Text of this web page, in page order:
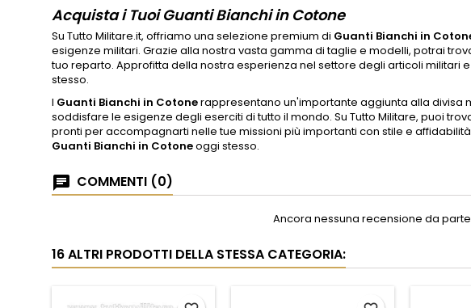
Acquista i Tuoi Guanti Bianchi in Cotone
Su Tutto Militare.it, offriamo una selezione premium di Guanti Bianchi in
esigenze militari. Grazie alla nostra vasta gamma di taglie e modelli, potrai
tuo reparto. Approfitta della nostra esperienza nel settore degli articoli militari
stesso.
I Guanti Bianchi in Cotonerappresentano un'importante aggiunta alla divisa
soddisfare le esigenze degli eserciti di tutto il mondo. Su Tutto Militare, puoi
pronti per accompagnarti nelle tue missioni più importanti con stile e
Guanti Bianchi in Cotoneoggi stesso.
COMMENTI (0)
Ancora nessuna recensione da
16 ALTRI PRODOTTI DELLA STESSA CATEGORIA: